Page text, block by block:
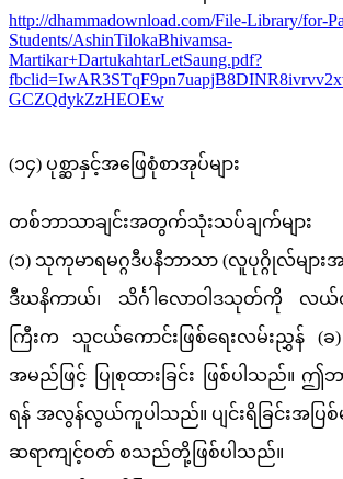
http://dhammadownload.com/File-Library/for-
Students/AshinTilokaBhivamsa-
Martikar+DartukahtarLetSaung.pdf?
GCZQdykZzHEOEw
(၁၄) ပုစ္ဆာနှင့်အဖြေစုံစာအုပ်များ
တစ်ဘာသာချင်းအတွက်သုံးသပ်ချက်များ
(၁) သုကုမာရမဂ္ဂဒီပနီဘာသာ (လူပုဂ္ဂိုလ်မျာ
ဒီဃနိကာယ်၊ သိင်္ဂါလောဝါဒသုတ်ကို လယ်
ကြီးက သူငယ်ကောင်းဖြစ်ရေးလမ်းညွှန် (ခ
အမည်ဖြင့် ပြုစုထားခြင်း ဖြစ်ပါသည်။ ဤ
ရန် အလွန်လွယ်ကူပါသည်။ ပျင်းရိခြင်းအပြစ်မ
ဆရာကျင့်ဝတ် စသည်တို့ဖြစ်ပါသည်။